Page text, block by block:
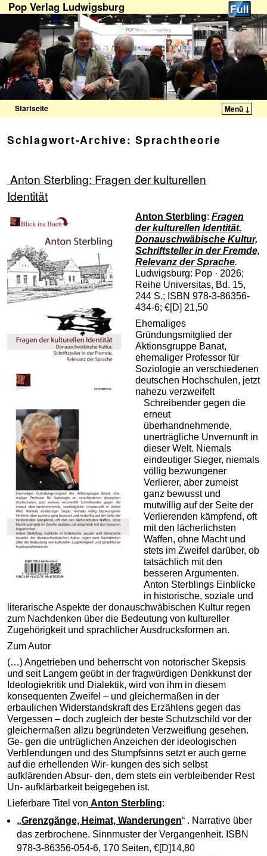
Pop Verlag Ludwigsburg
Startseite Menü ↓
Schlagwort-Archive:Sprachtheorie
Anton Sterbling: Fragen der kulturellen
Identität
Anton Sterbling: Fragen
der kulturellen Identität.
Donauschwäbische Kultur,
Schriftsteller in der Fremde,
Relevanz der Sprache.
Ludwigsburg: Pop · 2026;
Reihe Universitas, Bd. 15,
244 S.; ISBN 978-3-86356-
434-6; €[D] 21,50
Ehemaliges
Gründungsmitglied der
Aktionsgruppe Banat,
ehemaliger Professor für
Soziologie an verschiedenen
deutschen Hochschulen, jetzt
nahezu verzweifelt
Schreibender gegen die
erneut
überhandnehmende,
unerträgliche Unvernunft in
dieser Welt. Niemals
eindeutiger Sieger, niemals
völlig bezwungener
Verlierer, aber zumeist
ganz bewusst und
mutwillig auf der Seite der
Verlierenden kämpfend, oft
mit den lächerlichsten
Waffen, ohne Macht und
stets im Zweifel darüber, ob
tatsächlich mit den
besseren Argumenten.
Anton Sterblings Einblicke
in historische, soziale und
literarische Aspekte der donauschwäbischen Kultur regen
zum Nachdenken über die Bedeutung von kultureller
Zugehörigkeit und sprachlicher Ausdrucksformen an.
Zum Autor
(…) Angetrieben und beherrscht von notorischer Skepsis
und seit Langem geübt in der fragwürdigen Denkkunst der
Ideologiekritik und Dialektik, wird von ihm in diesem
konsequenten Zweifel – und gleichermaßen in der
erbaulichen Widerstandskraft des Erzählens gegen das
Vergessen – doch zugleich der beste Schutzschild vor der
gleichermaßen allzu begründeten Verzweiflung gesehen.
Ge- gen die untrüglichen Anzeichen der ideologischen
Verblendungen und des Stumpfsinns setzt er auch gerne
auf die erhellenden Wir- kungen des sich selbst
aufklärenden Absur- den, dem stets ein verbleibender Rest
Un- aufklärbarkeit beigegeben ist.
Lieferbare Titel von Anton Sterbling:
„Grenzgänge, Heimat, Wanderungen“ . Narrative über
das zerbrochene. Sinnmuster der Vergangenheit. ISBN
978-3-86356-054-6, 170 Seiten, €[D]14,80